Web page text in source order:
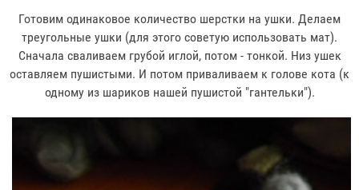
Готовим одинаковое количество шерстки на ушки. Делаем
треугольные ушки (для этого советую использовать мат).
Сначала сваливаем грубой иглой, потом - тонкой. Низ ушек
оставляем пушистыми. И потом приваливаем к голове кота (к
одному из шариков нашей пушистой "гантельки").